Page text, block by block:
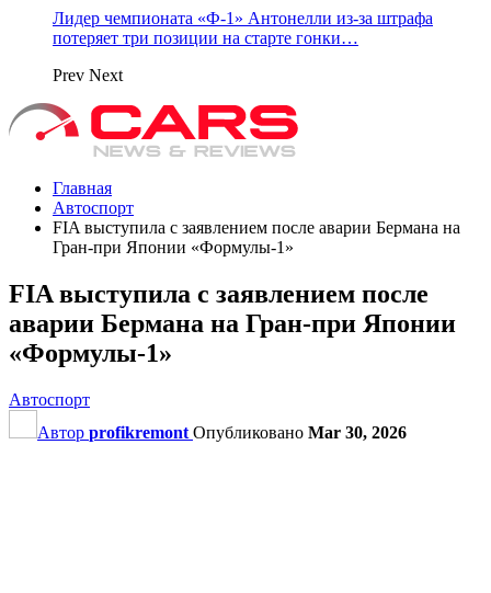
Лидер чемпионата «Ф‑1» Антонелли из‑за штрафа
потеряет три позиции на старте гонки…
Prev Next
Главная
Автоспорт
FIA выступила с заявлением после аварии Бермана на
Гран‑при Японии «Формулы‑1»
FIA выступила с заявлением после
аварии Бермана на Гран‑при Японии
«Формулы‑1»
Автоспорт
Автор profikremont Опубликовано Mar 30, 2026